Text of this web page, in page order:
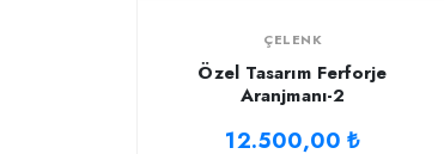
ÇELENK
Özel Tasarım Ferforje
Aranjmanı-2
12.500,00 ₺